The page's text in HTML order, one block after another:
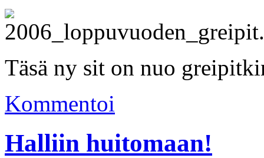
Täsä ny sit on nuo
Kommentoi
Halliin huitomaan!